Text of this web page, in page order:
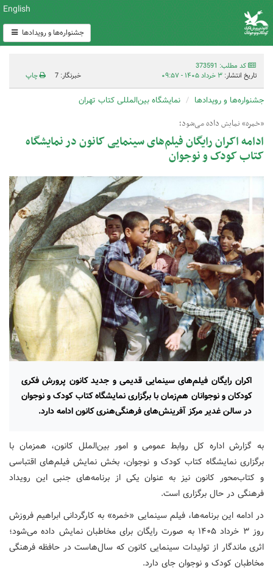
English
جشنواره‌ها و رویدادها
کد مطلب: 373591
تاریخ انتشار: ۳ خرداد ۱۴۰۵ - ۰۹:۵۷ خبرنگار: 7 چاپ
جشنواره‌ها و رویدادها نمایشگاه بین‌المللی کتاب تهران
«خمره» نمایش داده می‌شود؛
ادامه اکران رایگان فیلم‌های سینمایی کانون در نمایشگاه
کتاب کودک و نوجوان
اکران رایگان فیلم‌های سینمایی قدیمی و جدید کانون پرورش فکری
کودکان و نوجوانان هم‌زمان با برگزاری نمایشگاه کتاب کودک و نوجوان
در سالن غدیر مرکز آفرینش‌های فرهنگی‌هنری کانون ادامه دارد.
به گزارش اداره کل روابط عمومی و امور بین‌الملل کانون، همزمان با
برگزاری نمایشگاه کتاب کودک و نوجوان، بخش نمایش فیلم‌های اقتباسی
و کتاب‌محور کانون نیز به عنوان یکی از برنامه‌های جنبی این رویداد
فرهنگی در حال برگزاری است.
در ادامه این برنامه‌ها، فیلم سینمایی «خمره» به کارگردانی ابراهیم فروزش
روز ۳ خرداد ۱۴۰۵ به صورت رایگان برای مخاطبان نمایش داده می‌شود؛
اثری ماندگار از تولیدات سینمایی کانون که سال‌هاست در حافظه فرهنگی
مخاطبان کودک و نوجوان جای دارد.